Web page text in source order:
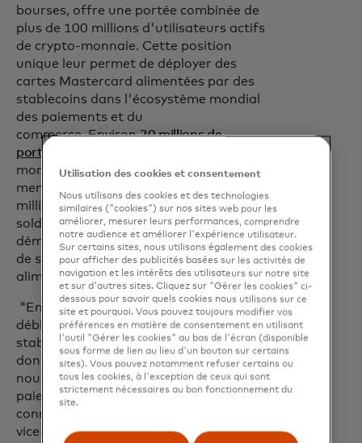
bourses, offre une portée combinée de
plus de 100 millions d'utilisateurs actifs
de crypto-monnaie. Cette position
unique leur permet de déployer des
cartes Mastercard alimentées par des
stablecoins dans l'écosystème mondial
des paiements et du
commerce. Environ20 millions de
portefeuilles cryptographiques
monde effectuent des transactions
mensuelles en stablecoins, et 120
millions d'entre eux détiennent des
soldes en stablecoins. Cette ampleur
démontre l'importance de la demande
de solutions de dépenses accessibles
alimentées par des actifs numériques.
"En fournissant des solutions qui
débloquent l'utilité et l'ubiquité du
stablecoin, nous redéfinissons la façon
dont l'argent circule dans le monde et
nous entraînons un changement dans les
paiements tels que nous les
connaissons", a déclaré Scott Abrahams,
vice-président exécutif, Partenariats
Utilisation des cookies et consentement
Nous utilisons des cookies et des technologies
similaires ("cookies") sur nos sites web pour les
améliorer, mesurer leurs performances, comprendre
notre audience et améliorer l'expérience utilisateur.
Sur certains sites, nous utilisons également des cookies
pour afficher des publicités basées sur les activités de
navigation et les intérêts des utilisateurs sur notre site
et sur d'autres sites. Cliquez sur "Gérer les cookies" ci-
dessous pour savoir quels cookies nous utilisons sur ce
site et pourquoi. Vous pouvez toujours modifier vos
préférences en matière de consentement en utilisant
l'outil "Gérer les cookies" au bas de l'écran (disponible
sous forme de lien au lieu d'un bouton sur certains
sites). Vous pouvez notamment refuser certains ou
tous les cookies, à l'exception de ceux qui sont
strictement nécessaires au bon fonctionnement du
site.